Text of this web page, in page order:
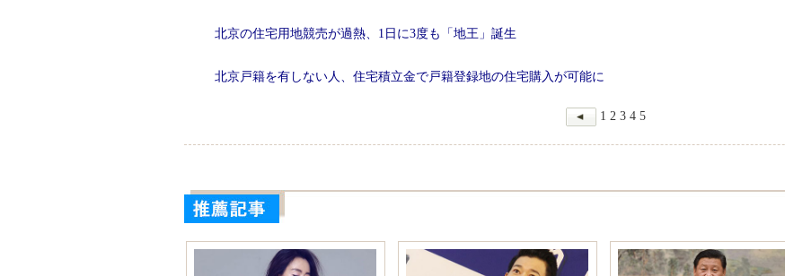
北京の住宅用地競売が過熱、1日に3度も「地王」誕生
北京戸籍を有しない人、住宅積立金で戸籍登録地の住宅購入が可能に
1 2 3 4 5